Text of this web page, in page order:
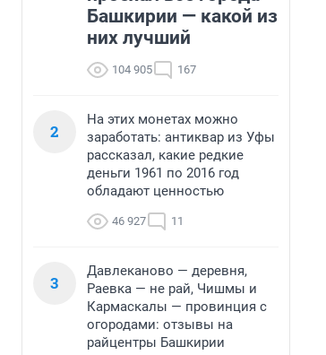
Башкирии — какой из
них лучший
104 905 167
2
На этих монетах можно
заработать: антиквар из Уфы
рассказал, какие редкие
деньги 1961 по 2016 год
обладают ценностью
46 927 11
3
Давлеканово — деревня,
Раевка — не рай, Чишмы и
Кармаскалы — провинция с
огородами: отзывы на
райцентры Башкирии